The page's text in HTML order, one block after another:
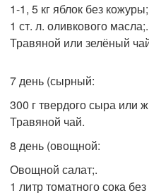
1-1, 5 кг яблок без
1 ст. л. оливкового масла;.
Травяной или зелёный
7 день (сырный:
300 г твердого сыра или
Травяной чай.
8 день (овощной:
Овощной салат;.
1 литр томатного сока